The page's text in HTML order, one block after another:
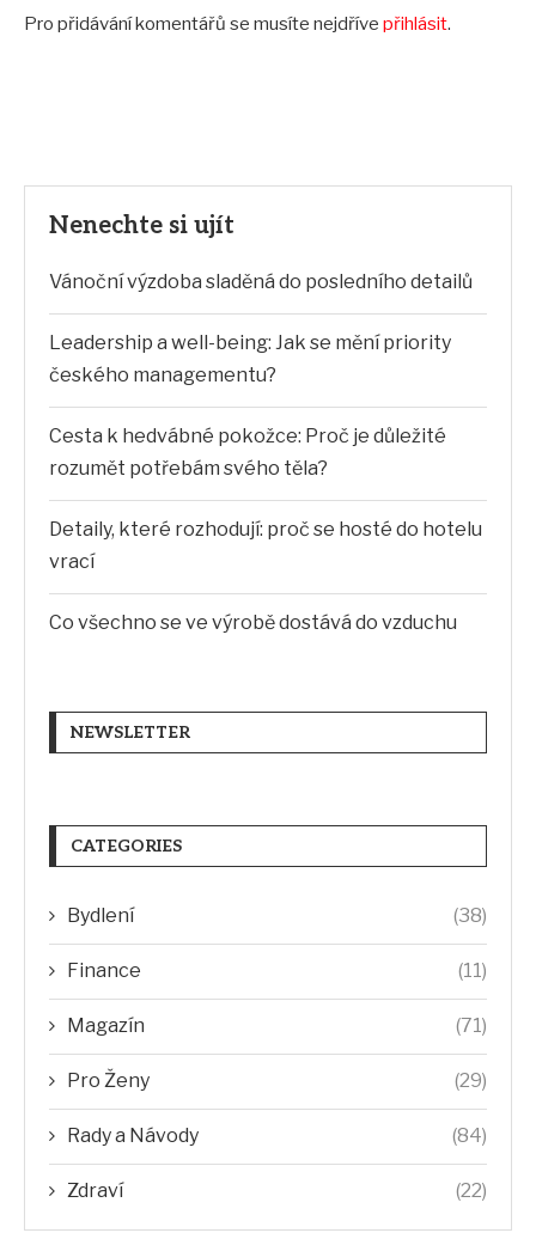
Pro přidávání komentářů se musíte nejdříve přihlásit.
Nenechte si ujít
Vánoční výzdoba sladěná do posledního detailů
Leadership a well-being: Jak se mění priority
českého managementu?
Cesta k hedvábné pokožce: Proč je důležité
rozumět potřebám svého těla?
Detaily, které rozhodují: proč se hosté do hotelu
vrací
Co všechno se ve výrobě dostává do vzduchu
NEWSLETTER
CATEGORIES
Bydlení (38)
Finance (11)
Magazín (71)
Pro Ženy (29)
Rady a Návody (84)
Zdraví (22)